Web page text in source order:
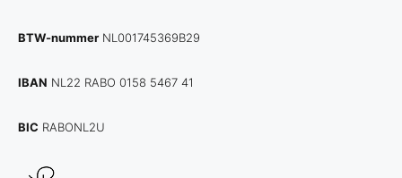
BTW-nummer NL001745369B29
IBAN NL22 RABO 0158 5467 41
BIC RABONL2U